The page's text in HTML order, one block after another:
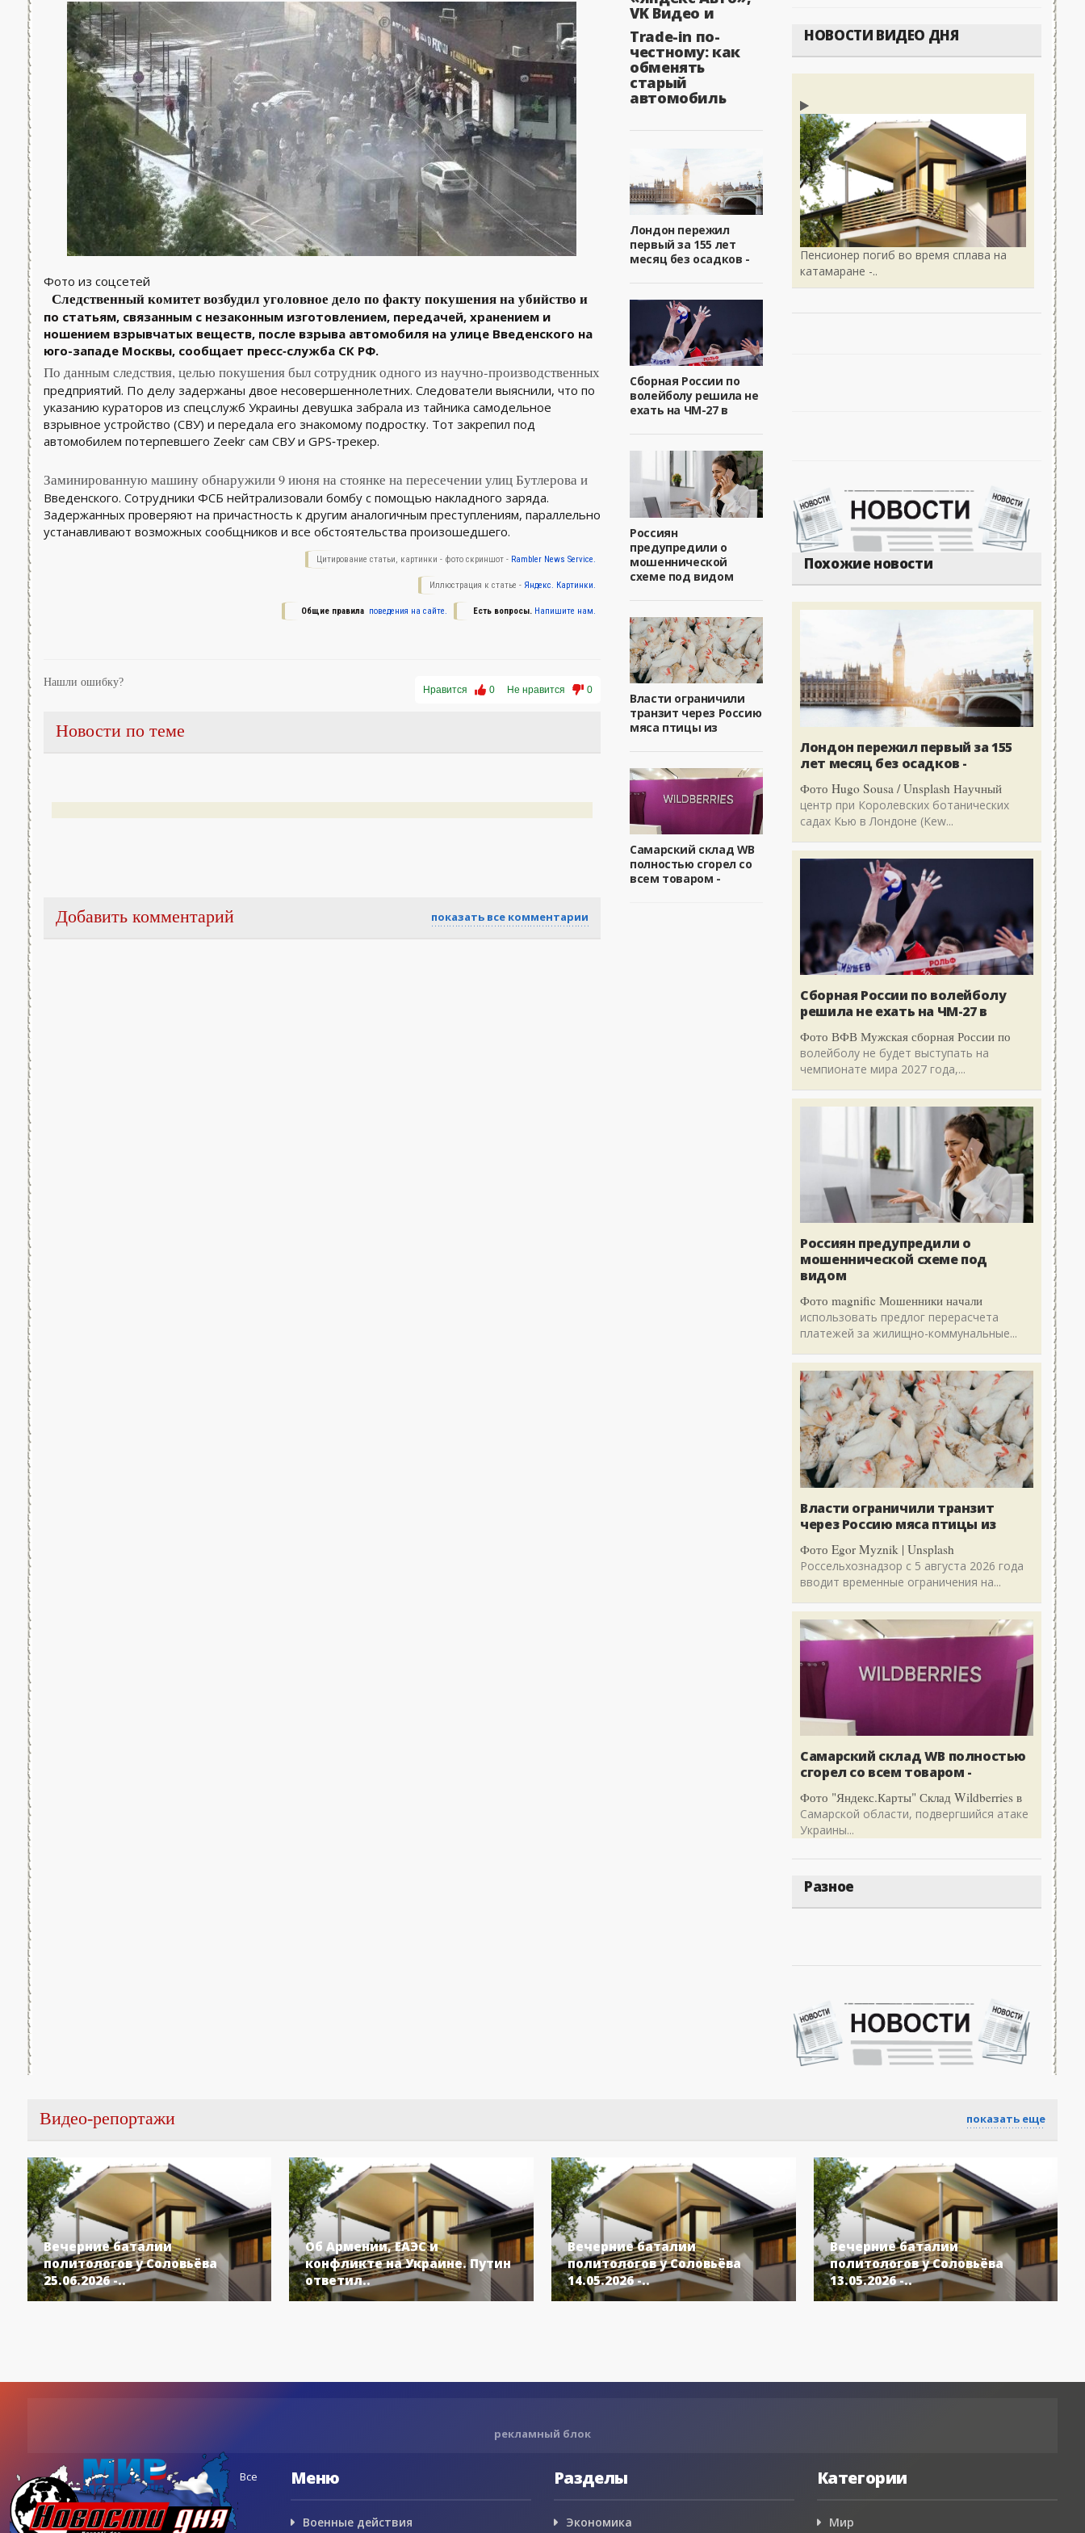
Фото из соцсетей
Следственный комитет возбудил уголовное дело по факту покушения на убийство и
по статьям, связанным с незаконным изготовлением, передачей, хранением и
ношением взрывчатых веществ, после взрыва автомобиля на улице Введенского на
юго-западе Москвы, сообщает пресс‑служба СК РФ.
По данным следствия, целью покушения был сотрудник одного из научно‑производственных
предприятий. По делу задержаны двое несовершеннолетних. Следователи выяснили, что по
указанию кураторов из спецслужб Украины девушка забрала из тайника самодельное
взрывное устройство (СВУ) и передала его знакомому подростку. Тот закрепил под
автомобилем потерпевшего Zeekr сам СВУ и GPS‑трекер.
Заминированную машину обнаружили 9 июня на стоянке на пересечении улиц Бутлерова и
Введенского. Сотрудники ФСБ нейтрализовали бомбу с помощью накладного заряда.
Задержанных проверяют на причастность к другим аналогичным преступлениям, параллельно
устанавливают возможных сообщников и все обстоятельства произошедшего.
Цитирование статьи, картинки - фото скриншот - Rambler News Service.
Иллюстрация к статье - Яндекс. Картинки.
Есть вопросы. Напишите нам.
Общие правила поведения на сайте.
Нравится 0 Не нравится 0
Нашли ошибку?
Новости по теме
Добавить комментарий показать все комментарии
VK Видео и
Trade-in по-
честному: как
обменять
старый
автомобиль
Лондон пережил
первый за 155 лет
месяц без осадков -
Сборная России по
волейболу решила не
ехать на ЧМ-27 в
Россиян
предупредили о
мошеннической
схеме под видом
Власти ограничили
транзит через Россию
мяса птицы из
Самарский склад WB
полностью сгорел со
всем товаром -
НОВОСТИ ВИДЕО ДНЯ
Пенсионер погиб во время сплава на
катамаране -..
Похожие новости
Лондон пережил первый за 155
лет месяц без осадков -
Фото Hugo Sousa / Unsplash Научный
центр при Королевских ботанических
садах Кью в Лондоне (Kew...
Сборная России по волейболу
решила не ехать на ЧМ-27 в
Фото ВФВ Мужская сборная России по
волейболу не будет выступать на
чемпионате мира 2027 года,...
Россиян предупредили о
мошеннической схеме под
видом
Фото magnific Мошенники начали
использовать предлог перерасчета
платежей за жилищно-коммунальные...
Власти ограничили транзит
через Россию мяса птицы из
Фото Egor Myznik | Unsplash
Россельхознадзор с 5 августа 2026 года
вводит временные ограничения на...
Самарский склад WB полностью
сгорел со всем товаром -
Фото "Яндекс.Карты" Склад Wildberries в
Самарской области, подвергшийся атаке
Украины...
Разное
Видео-репортажи показать еще
Вечерние баталии
политологов у Соловьёва
25.06.2026 -..
Об Армении, ЕАЭС и
конфликте на Украине. Путин
ответил..
Вечерние баталии
политологов у Соловьёва
14.05.2026 -..
Вечерние баталии
политологов у Соловьёва
13.05.2026 -..
рекламный блок
Все Меню
Военные действия
Разделы
Экономика
Категории
Мир